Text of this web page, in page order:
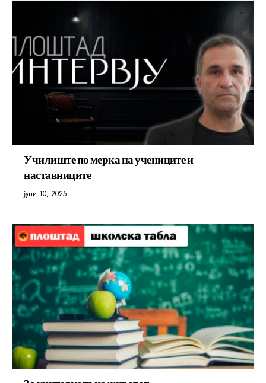
Училиште по мерка на учениците и
наставниците
јуни 10, 2025